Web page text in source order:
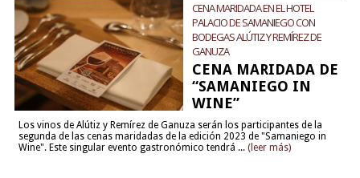
CENA MARIDADA EN EL HOTEL
PALACIO DE SAMANIEGO CON
BODEGAS ALÚTIZ Y REMÍREZ DE
GANUZA
CENA MARIDADA DE
“SAMANIEGO IN
WINE”
Los vinos de Alútiz y Remírez de Ganuza serán los participantes de la
segunda de las cenas maridadas de la edición 2023 de "Samaniego in
Wine". Este singular evento gastronómico tendrá ... (leer más)